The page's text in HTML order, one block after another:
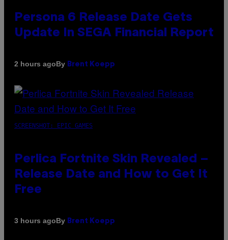
Persona 6 Release Date Gets
Update In SEGA Financial Report
2 hours agoBy Brent Koepp
SCREENSHOT: EPIC GAMES
Perlica Fortnite Skin Revealed –
Release Date and How to Get It
Free
3 hours agoBy Brent Koepp